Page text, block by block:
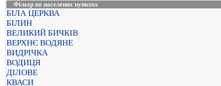
Фільтр по населених пунктах
БІЛА ЦЕРКВА
БІЛИН
ВЕЛИКИЙ БИЧКІВ
ВЕРХНЄ ВОДЯНЕ
ВИДРІЧКА
ВОДИЦЯ
ДІЛОВЕ
КВАСИ